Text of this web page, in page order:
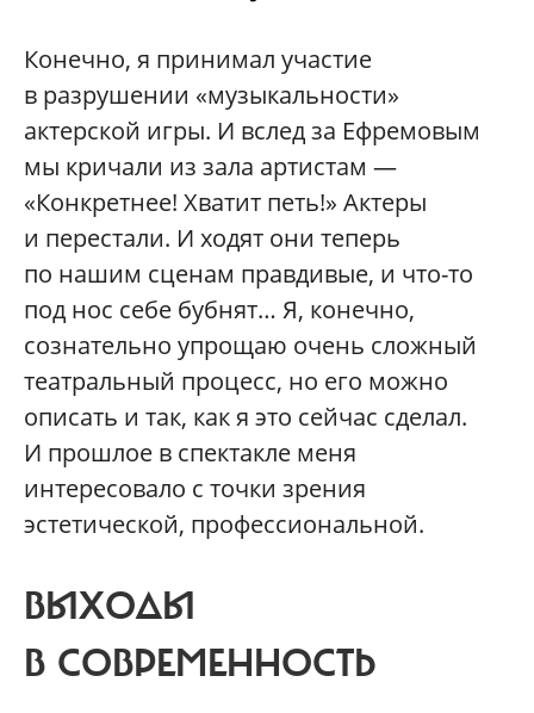
Конечно, я принимал участие
в разрушении «музыкальности»
актерской игры. И вслед за Ефремовым
мы кричали из зала артистам —
«Конкретнее! Хватит петь!» Актеры
и перестали. И ходят они теперь
по нашим сценам правдивые, и что-то
под нос себе бубнят… Я, конечно,
сознательно упрощаю очень сложный
театральный процесс, но его можно
описать и так, как я это сейчас сделал.
И прошлое в спектакле меня
интересовало с точки зрения
эстетической, профессиональной.
ВЫХОДЫ
В СОВРЕМЕННОСТЬ